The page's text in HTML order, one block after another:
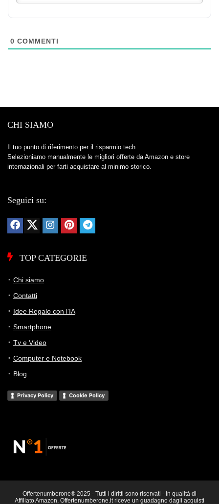
0 COMMENTI
CHI SIAMO
Il tuo punto di riferimento per il risparmio tech.
Selezioniamo manualmente le migliori offerte da Amazon e store
internazionali per farti acquistare al minimo storico.
Seguici su:
TOP CATEGORIE
Chi siamo
Contatti
Idee Regalo con l’IA
Smartphone
Tv e Video
Computer e Notebook
Blog
Privacy Policy Cookie Policy
Offertenumberone® 2025 - Tutti i diritti sono riservati - In qualità di
Affiliato Amazon, Offertenumberone.it riceve un guadagno dagli acquisti